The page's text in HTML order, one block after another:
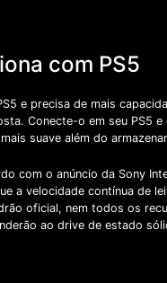
com PS5
e precisa de mais
Conecte-o em seu PS5
suave além do
com o anúncio da Sony
a velocidade contínua de
oficial, nem todos os
ao drive de estado